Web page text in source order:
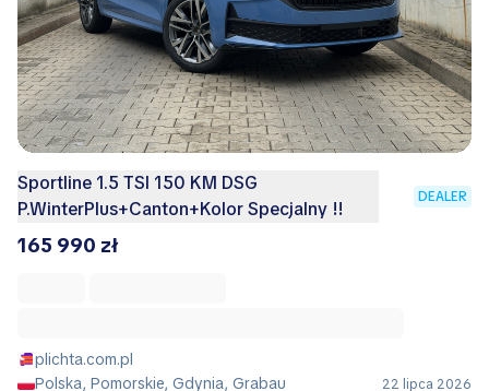
Sportline 1.5 TSI 150 KM DSG
P.WinterPlus+Canton+Kolor Specjalny !!
DEALER
165 990 zł
plichta.com.pl
Polska, Pomorskie, Gdynia, Grabau
22 lipca 2026